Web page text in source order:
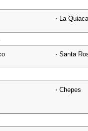
· La Quiaca
· Santa
· Chepes